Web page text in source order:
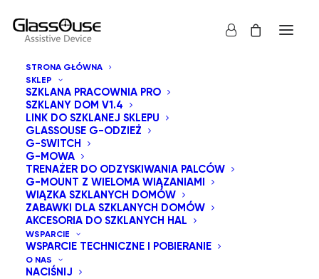
STRONA GŁÓWNA
SKLEP
SZKLANA PRACOWNIA PRO
SZKLANY DOM V1.4
LINK DO SZKLANEJ SKLEPU
GLASSOUSE G-ODZIEŻ
G-SWITCH
G-MOWA
TRENAŻER DO ODZYSKIWANIA PALCÓW
G-MOUNT Z WIELOMA WIĄZANIAMI
WIĄZKA SZKLANYCH DOMÓW
ZABAWKI DLA SZKLANYCH DOMÓW
AKCESORIA DO SZKLANYCH HAL
WSPARCIE
WSPARCIE TECHNICZNE I POBIERANIE
O NAS
NACIŚNIJ
Pokaż wszystko Zabawki dla szklanych Domów
Sortuj wg popularności
Domyślne sortowanie
Sortuj od najnowszych
Sortuj po cenie od najwyższej